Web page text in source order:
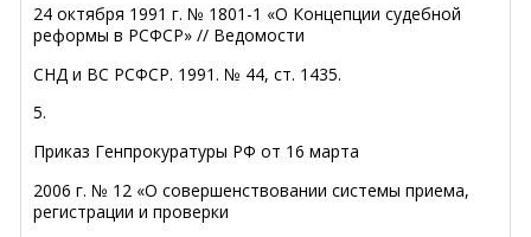
24 октября 1991 г. № 1801-1 «О Концепции судебной
реформы в РСФСР» // Ведомости
СНД и ВС РСФСР. 1991. № 44, ст. 1435.
5.
Приказ Генпрокуратуры РФ от 16 марта
2006 г. № 12 «О совершенствовании системы приема,
регистрации и проверки